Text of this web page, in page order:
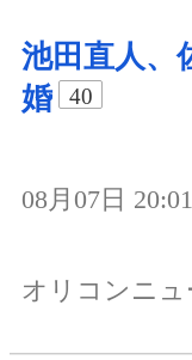
池田直人、
婚
40
08月07日 20:01
オリコンニュ